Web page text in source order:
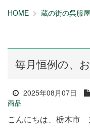
HOME 蔵の街の呉服
毎月恒例の、
2025年08月07日
商品
こんにちは、栃木市